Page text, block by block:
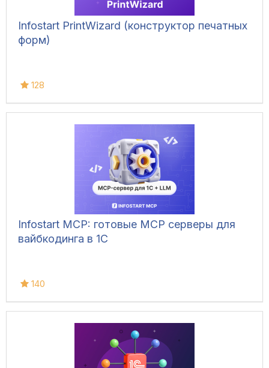
Infostart PrintWizard (конструктор печатных
форм)
128
Infostart MCP: готовые MCP серверы для
вайбкодинга в 1С
140